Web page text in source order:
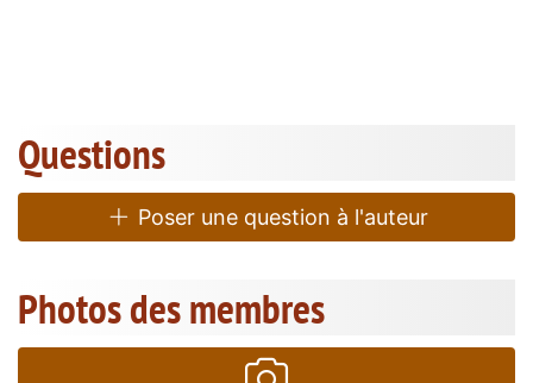
Questions
Poser une question à l'auteur
Photos des membres